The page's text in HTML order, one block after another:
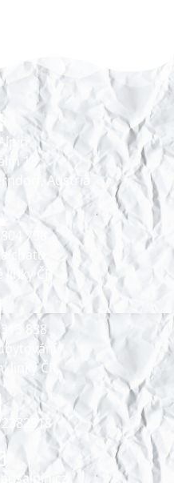
13,
Austria
738
chatu
ČR
313 838
ČR